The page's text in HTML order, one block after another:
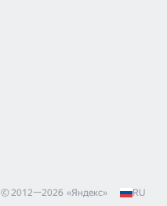
© 2012—2026 «Яндекс» RU